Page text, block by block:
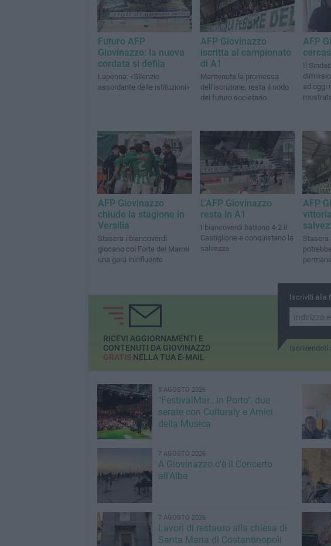
Futuro AFP
Giovinazzo: la nuova
cordata si defila
Lapenna: «Silenzio
assordante delle istituzioni»
AFP Giovinazzo
iscritta al campionato
di A1
Mantenuta la promessa
dell'iscrizione, resta il nodo
del futuro societario
AFP
Il
ad oggi
AFP Giovinazzo
chiude la stagione in
Versilia
Stasera i biancoverdi
giocano col Forte dei Marmi
una gara ininfluente
L'AFP Giovinazzo
resta in A1
I biancoverdi battono 4-2 il
Castiglione e conquistano la
salvezza
AFP
Stasera
Iscriviti alla
Iscrivendoti
RICEVI AGGIORNAMENTI E
CONTENUTI DA GIOVINAZZO
GRATISNELLA TUA E-MAIL
8 AGOSTO 2026
"FestivalMar...in Porto", due
serate con Culturaly e Amici
della Musica
7 AGOSTO 2026
A Giovinazzo c'è il Concerto
all'Alba
7 AGOSTO 2026
Lavori di restauro alla chiesa di
Santa Maria di Costantinopoli